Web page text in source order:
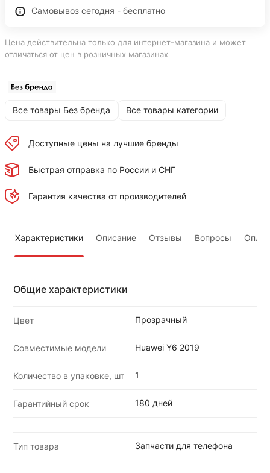
Самовывоз сегодня - бесплатно
Цена действительна только для интернет-магазина и может
отличаться от цен в розничных магазинах
Все товары Без бренда Все товары категории
Доступные цены на лучшие бренды
Быстрая отправка по России и СНГ
Гарантия качества от производителей
Характеристики Описание Отзывы Вопросы
Общие характеристики
Цвет Прозрачный
Совместимые модели Huawei Y6 2019
Количество в упаковке, шт 1
Гарантийный срок 180 дней
Тип товара Запчасти для телефона